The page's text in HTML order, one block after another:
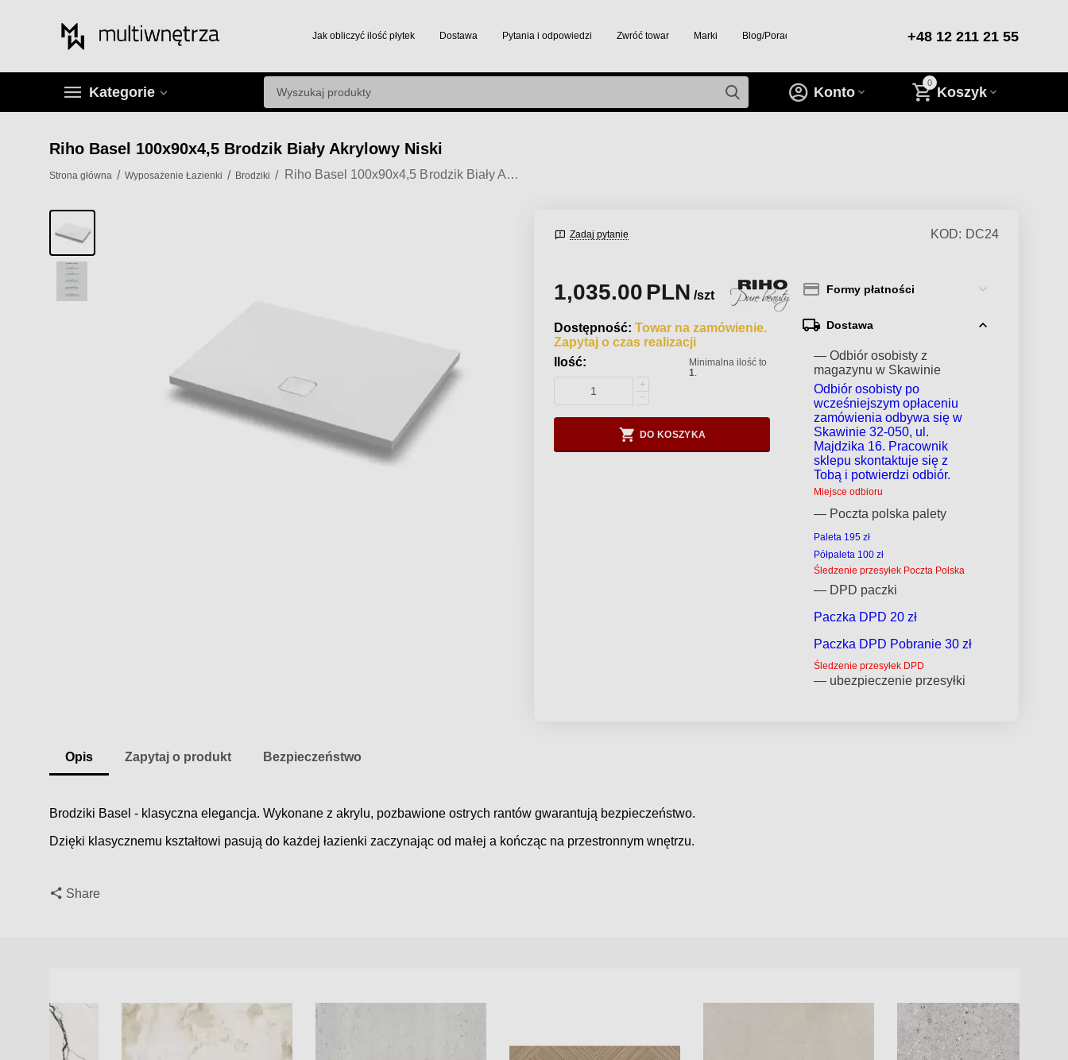
Jak obliczyć ilość płytek Dostawa Pytania i odpowiedzi Zwróć towar Marki Blog/Porady/Inspiracje +48 12 211 21 55
Kategorie
0
Koszyk
Konto
Riho Basel 100x90x4,5 Brodzik Biały Akrylowy Niski
Strona główna / Wyposażenie Łazienki / Brodziki / Riho Basel 100x90x4,5 Brodzik Biały Akrylowy Niski
Zadaj pytanie KOD: DC24
1,035.00PLN /szt
Dostępność: Towar na zamówienie.
Zapytaj o czas realizacji
Ilość:
+
−
Minimalna ilość to
1.
DO KOSZYKA
Formy płatności
Dostawa
— Odbiór osobisty z
magazynu w Skawinie
Odbiór osobisty po
wcześniejszym opłaceniu
zamówienia odbywa się w
Skawinie 32-050, ul.
Majdzika 16. Pracownik
sklepu skontaktuje się z
Tobą i potwierdzi odbiór.
Miejsce odbioru
— Poczta polska palety
Paleta 195 zł
Półpaleta 100 zł
Śledzenie przesyłek Poczta Polska
— DPD paczki
Paczka DPD 20 zł
Paczka DPD Pobranie 30 zł
Śledzenie przesyłek DPD
— ubezpieczenie przesyłki
Opis Zapytaj o produkt Bezpieczeństwo
Brodziki Basel - klasyczna elegancja. Wykonane z akrylu, pozbawione ostrych rantów gwarantują bezpieczeństwo.
Dzięki klasycznemu kształtowi pasują do każdej łazienki zaczynając od małej a kończąc na przestronnym wnętrzu.
Share